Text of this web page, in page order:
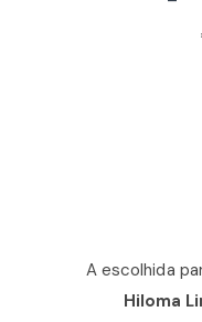
A escolhida
Hiloma